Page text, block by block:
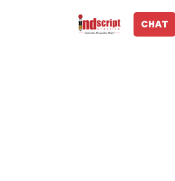
CHAT